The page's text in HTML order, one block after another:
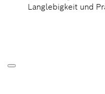
Langlebigkeit und